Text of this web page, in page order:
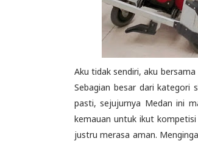
Aku tidak sendiri, aku
Sebagian besar dari kategori
pasti, sejujurnya Medan ini
kemauan untuk ikut
justru merasa aman.